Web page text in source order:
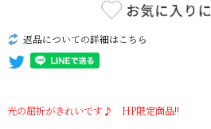
返品についての詳細はこちら
光の屈折がきれいです♪ HP限定商品!!